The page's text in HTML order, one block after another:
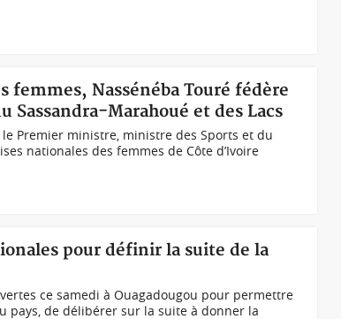
femmes, Nassénéba Touré fédère
Marahoué et des Lacs
Premier ministre, ministre des Sports et du
nationales des femmes de Côte d’Ivoire
pour définir la suite de la
ce samedi à Ouagadougou pour permettre
pays, de délibérer sur la suite à donner la